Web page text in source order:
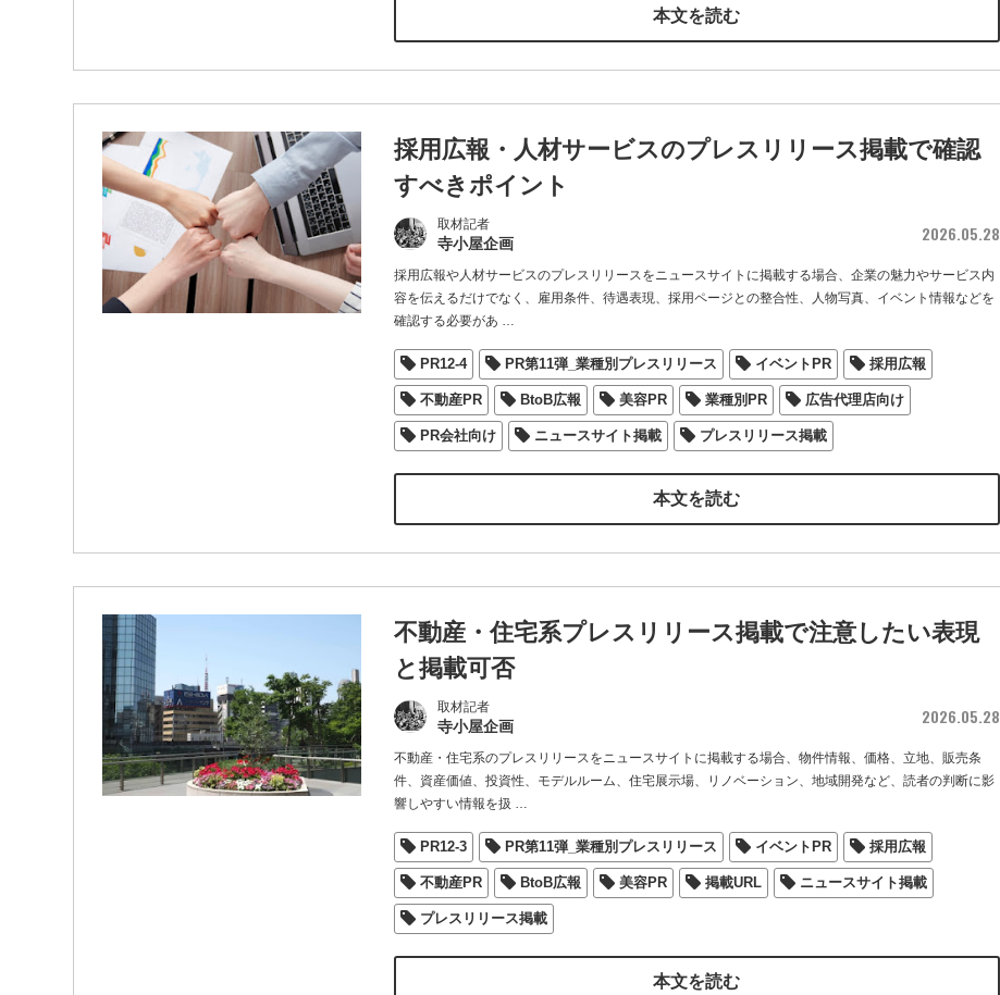
本文を読む
採用広報・人材サービスのプレスリリース掲載で確認
すべきポイント
取材記者
寺小屋企画 2026.05.28
採用広報や人材サービスのプレスリリースをニュースサイトに掲載する場合、企業の魅力やサービス内
容を伝えるだけでなく、雇用条件、待遇表現、採用ページとの整合性、人物写真、イベント情報などを
確認する必要があ …
PR12-4 PR第11弾_業種別プレスリリース イベントPR 採用広報
不動産PR BtoB広報 美容PR 業種別PR 広告代理店向け
PR会社向け ニュースサイト掲載 プレスリリース掲載
本文を読む
不動産・住宅系プレスリリース掲載で注意したい表現
と掲載可否
取材記者
寺小屋企画 2026.05.28
不動産・住宅系のプレスリリースをニュースサイトに掲載する場合、物件情報、価格、立地、販売条
件、資産価値、投資性、モデルルーム、住宅展示場、リノベーション、地域開発など、読者の判断に影
響しやすい情報を扱 …
PR12-3 PR第11弾_業種別プレスリリース イベントPR 採用広報
不動産PR BtoB広報 美容PR 掲載URL ニュースサイト掲載
プレスリリース掲載
本文を読む